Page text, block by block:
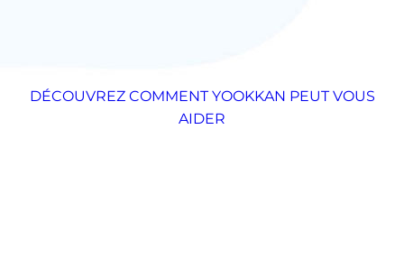
DÉCOUVREZ COMMENT YOOKKAN PEUT VOUS
AIDER